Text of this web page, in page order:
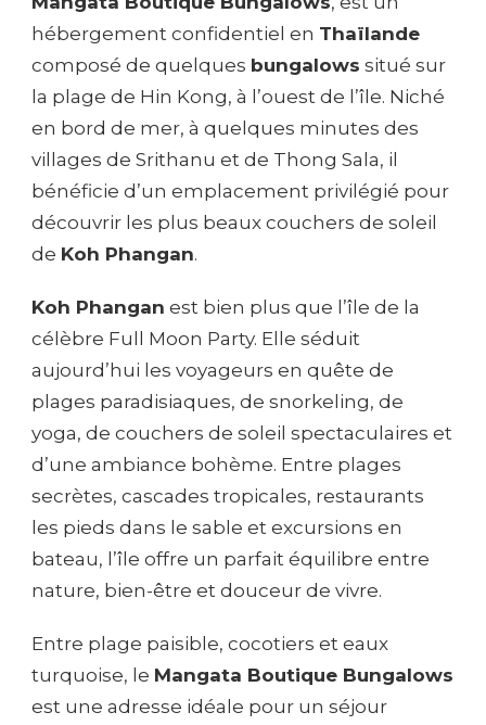
hébergement confidentiel en Thaïlande
composé de quelques bungalows situé sur
la plage de Hin Kong, à l’ouest de l’île. Niché
en bord de mer, à quelques minutes des
villages de Srithanu et de Thong Sala, il
bénéficie d’un emplacement privilégié pour
découvrir les plus beaux couchers de soleil
de Koh Phangan.
Koh Phangan est bien plus que l’île de la
célèbre Full Moon Party. Elle séduit
aujourd’hui les voyageurs en quête de
plages paradisiaques, de snorkeling, de
yoga, de couchers de soleil spectaculaires et
d’une ambiance bohème. Entre plages
secrètes, cascades tropicales, restaurants
les pieds dans le sable et excursions en
bateau, l’île offre un parfait équilibre entre
nature, bien-être et douceur de vivre.
Entre plage paisible, cocotiers et eaux
turquoise, le Mangata Boutique Bungalows
est une adresse idéale pour un séjour